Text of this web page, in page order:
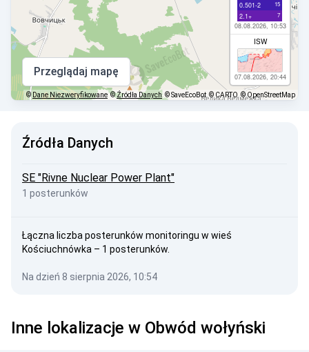
0.501-2 15
2.1+ 7
08.08.2026, 10:53
ISW
07.08.2026, 20:44
Przeglądaj mapę
© Dane Niezweryfikowane ©Źródła Danych © SaveEcoBot © CARTO © OpenStreetMap
Źródła Danych
SE "Rivne Nuclear Power Plant"
1 posterunków
Łączna liczba posterunków monitoringu w wieś
Kościuchnówka – 1 posterunków.
Na dzień 8 sierpnia 2026, 10:54
Inne lokalizacje w Obwód wołyński